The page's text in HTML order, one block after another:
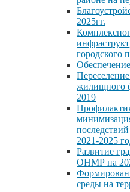
2025гг.
городского
жилищного
2019
2021-2025
Развитие
ОНМР на
среды на